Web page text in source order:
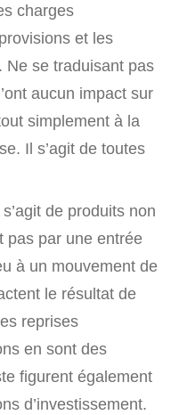
charges
et les
Ne se traduisant pas
aucun impact sur
simplement à la
Il s’agit de toutes
de produits non
pas par une entrée
à un mouvement de
le résultat de
reprises
en sont des
figurent également
d’investissement.